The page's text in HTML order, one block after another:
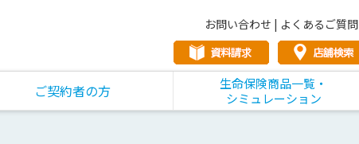
お問い合わせ | よくあるご質問
ご契約者の方
生命保険商品一覧・
シミュレーション